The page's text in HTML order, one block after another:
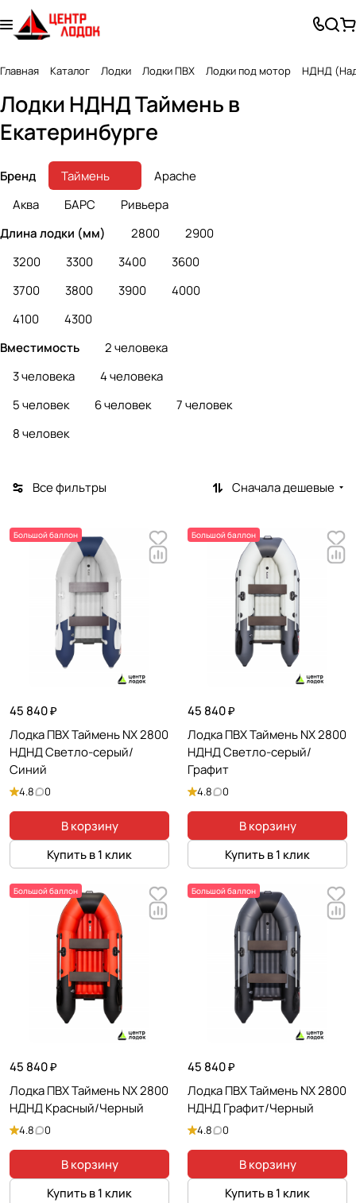
Главная Каталог Лодки Лодки ПВХ Лодки под мотор НДНД
Лодки НДНД Таймень в
Екатеринбурге
Бренд
Apache
Аква
БАРС Ривьера
Таймень
Длина лодки (мм) 2800
2900
3200
3300 3400
3600
3700
3800 3900
4000
4100
4300
Вместимость
2 человека
3 человека
4 человека
5 человек
6 человек
7 человек
8 человек
Все фильтры Сначала дешевые
Большой баллон
45 840 ₽
Лодка ПВХ Таймень NX 2800
НДНД Светло-серый/
Синий
4.8 0
В корзину
Купить в 1 клик
Большой баллон
45 840 ₽
Лодка ПВХ Таймень NX 2800
НДНД Светло-серый/
Графит
4.8 0
В корзину
Купить в 1 клик
Большой баллон
45 840 ₽
Лодка ПВХ Таймень NX 2800
НДНД Красный/Черный
4.8 0
В корзину
Купить в 1 клик
Большой баллон
45 840 ₽
Лодка ПВХ Таймень NX 2800
НДНД Графит/Черный
4.8 0
В корзину
Купить в 1 клик